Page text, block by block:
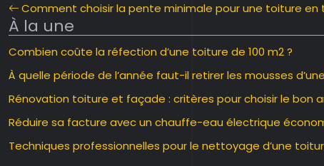
Comment choisir la pente minimale pour une toiture en
À la une
Combien coûte la réfection d’une toiture de 100 m2 ?
À quelle période de l’année faut-il retirer les mousses
Rénovation toiture et façade : critères pour choisir le bon
Réduire sa facture avec un chauffe-eau électrique
Techniques professionnelles pour le nettoyage d’une